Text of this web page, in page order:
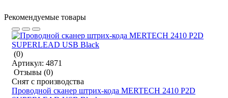
Рекомендуемые товары
(0)
Артикул: 4871
Отзывы (0)
Снят с производства
Проводной сканер штрих-кода MERTECH 2410 P2D